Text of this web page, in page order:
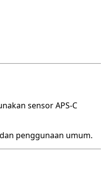
sensor APS-C
penggunaan umum.